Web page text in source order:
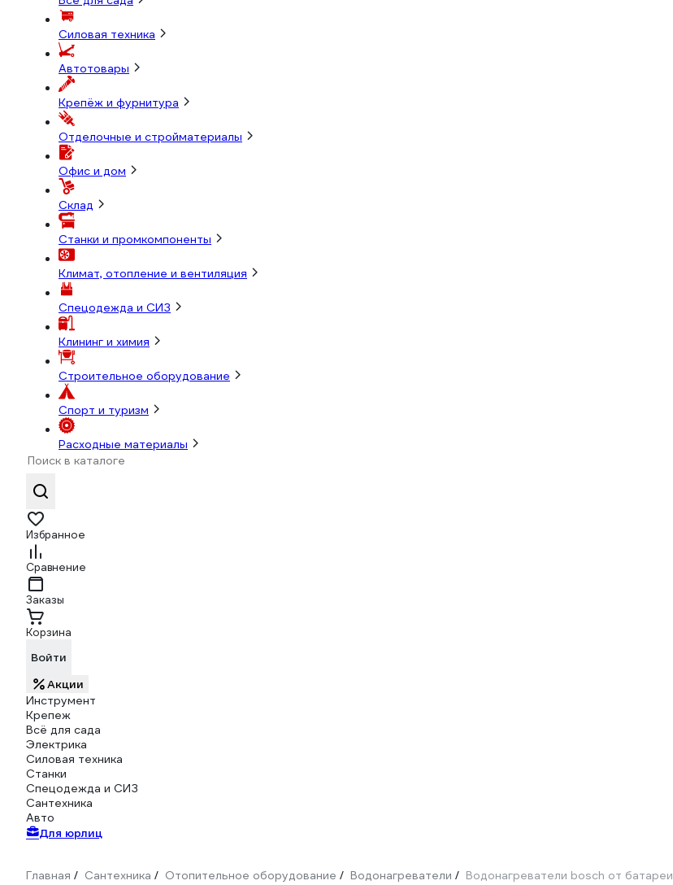
Силовая техника
Автотовары
Крепёж и фурнитура
Отделочные и стройматериалы
Офис и дом
Склад
Станки и промкомпоненты
Климат, отопление и вентиляция
Спецодежда и СИЗ
Клининг и химия
Строительное оборудование
Спорт и туризм
Расходные материалы
Избранное
Сравнение
Заказы
Корзина
Войти
Акции
Инструмент
Крепеж
Всё для сада
Электрика
Силовая техника
Станки
Спецодежда и СИЗ
Сантехника
Авто
Для юрлиц
Главная / Сантехника / Отопительное оборудование / Водонагреватели / Водонагреватели bosch от батареи